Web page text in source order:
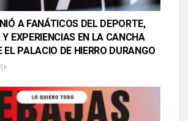
A FANÁTICOS DEL DEPORTE,
EXPERIENCIAS EN LA CANCHA
PALACIO DE HIERRO DURANGO